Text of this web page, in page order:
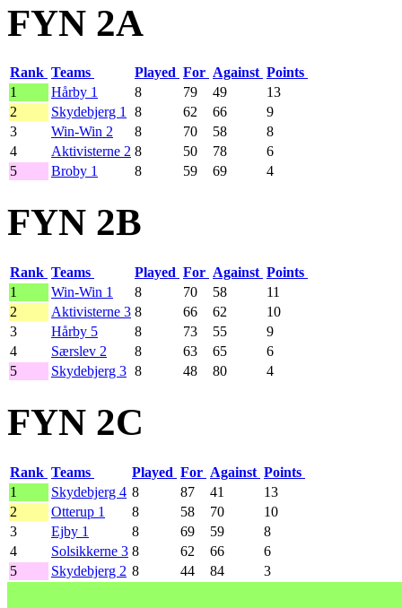
FYN 2A
Rank Teams Played For Against Points
1
Hårby 1 8 79 49
13
2
Skydebjerg 1 8 62 66
9
3
Win-Win 2 8 70 58
8
4
Aktivisterne 2 8 50 78
6
5
Broby 1 8 59 69 4
FYN 2B
Rank Teams Played For Against Points
1
Win-Win 1 8 70 58
11
2
Aktivisterne 3 8 66 62
10
3
Hårby 5 8 73 55
9
4
Særslev 2 8 63 65
6
5
Skydebjerg 3 8 48 80 4
FYN 2C
Rank Teams Played For Against Points
1
Skydebjerg 4 8 87 41
13
2
Otterup 1 8 58 70
10
3
Ejby 1 8 69 59
8
4
Solsikkerne 3 8 62 66
6
5
Skydebjerg 2 8 44 84 3